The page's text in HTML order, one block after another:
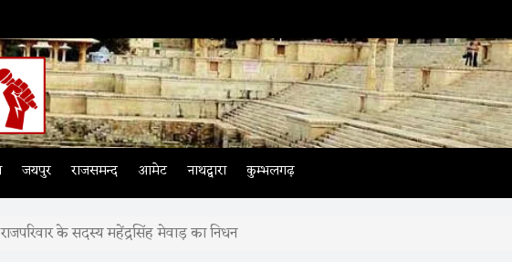
जयपुर राजसमन्द आमेट नाथद्वारा कुम्भलगढ़
के सदस्य महेंद्रसिंह मेवाड़ का निधन